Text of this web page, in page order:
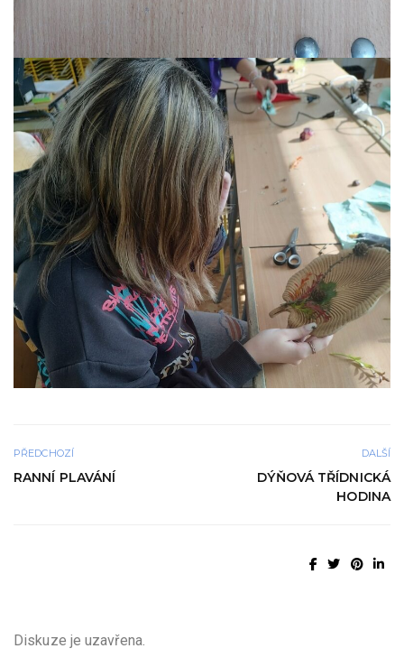
PŘEDCHOZÍ
RANNÍ PLAVÁNÍ
DALŠÍ
DÝŇOVÁ TŘÍDNICKÁ
HODINA
Diskuze je uzavřena.